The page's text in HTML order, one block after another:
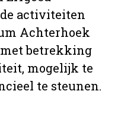
activiteiten
Achterhoek
betrekking
mogelijk te
te steunen.